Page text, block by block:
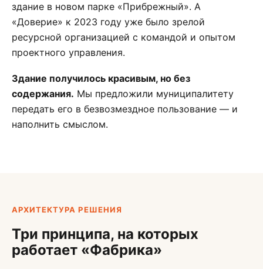
здание в новом парке «Прибрежный». А
«Доверие» к 2023 году уже было зрелой
ресурсной организацией с командой и опытом
проектного управления.
Здание получилось красивым, но без
содержания. Мы предложили муниципалитету
передать его в безвозмездное пользование — и
наполнить смыслом.
АРХИТЕКТУРА РЕШЕНИЯ
Три принципа, на которых
работает «Фабрика»